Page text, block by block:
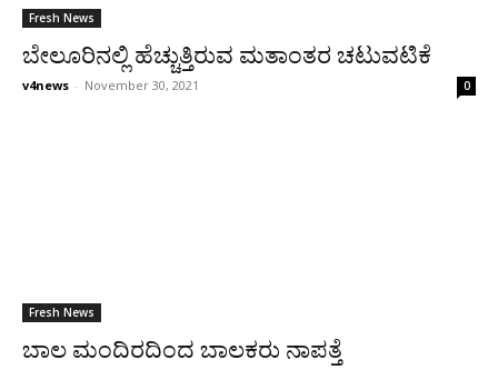
Fresh News
ಬೇಲೂರಿನಲ್ಲಿ ಹೆಚ್ಚುತ್ತಿರುವ ಮತಾಂತರ ಚಟುವಟಿಕೆ
v4news - November 30, 2021 0
Fresh News
ಬಾಲ ಮಂದಿರದಿಂದ ಬಾಲಕರು ನಾಪತ್ತೆ